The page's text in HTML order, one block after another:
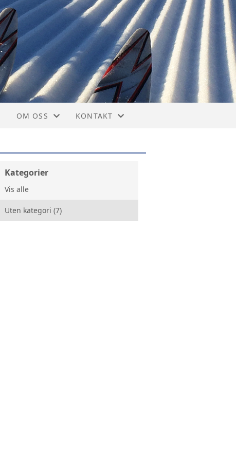
OM OSS
ROLLER, ANSVAR OG SAMARBEID
FORMÅL OG VEDTEKTER
HISTORIE
KONTAKT
Kategorier
Vis alle
Uten kategori (7)